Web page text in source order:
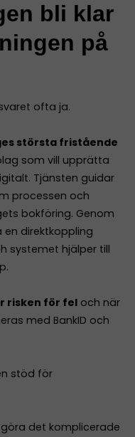
bli klar
på
ofta ja.
största fristående
som vill upprätta
Tjänsten guidar
processen och
bokföring. Genom
en direktkoppling
systemet hjälper till
risken för fel och när
med BankID och
stöd för
det komplicerade